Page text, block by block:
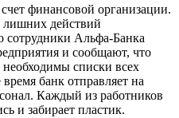
финансовой организации.
действий
Альфа-Банка
и сообщают, что
необходимы списки всех
банк отправляет на
Каждый из работников
и забирает пластик.